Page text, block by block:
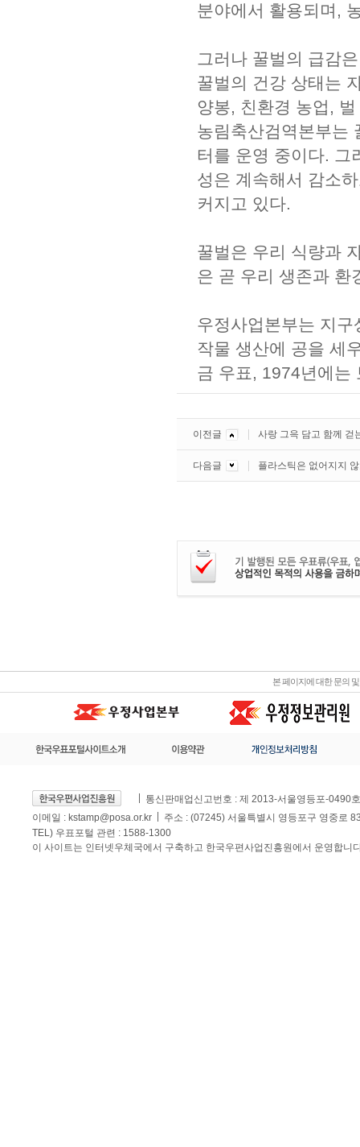
분야에서 활용되며,
그러나 꿀벌의 급감
꿀벌의 건강 상태는
양봉, 친환경 농업,
농림축산검역본부는
터를 운영 중이다. 그
성은 계속해서 감소
커지고 있다.
꿀벌은 우리 식량과
은 곧 우리 생존과 환
우정사업본부는 지
작물 생산에 공을 세
금 우표, 1974년에는
이전글 사랑 그윽 담고 함께 걷
다음글 플라스틱은 없어지지
본 페이지에 대한 문의
통신판매업신고번호 : 제 2013-서울영등포-0490호
이메일 : kstamp@posa.or.kr
주소 : (07245) 서울특별시 영등포구 영중로
TEL) 우표포털 관련 : 1588-1300
이 사이트는 인터넷우체국에서 구축하고 한국우편사업진흥원에서 운영합니